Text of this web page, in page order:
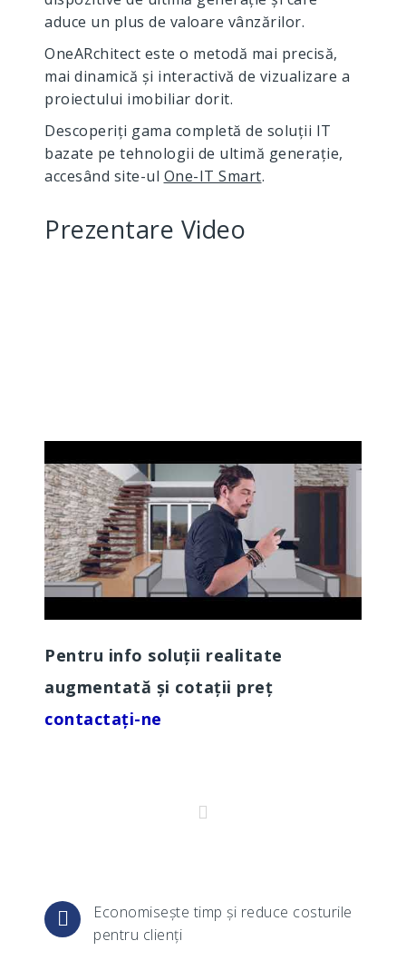
aduce un plus de valoare vânzărilor.
OneARchitect este o metodă mai precisă,
mai dinamică și interactivă de vizualizare a
proiectului imobiliar dorit.
Descoperiți gama completă de soluții IT
bazate pe tehnologii de ultimă generație,
accesând site-ul One-IT Smart.
Prezentare Video
Pentru info soluții realitate
augmentată și cotații preț
contactați-ne
Economisește timp și reduce costurile
pentru clienți